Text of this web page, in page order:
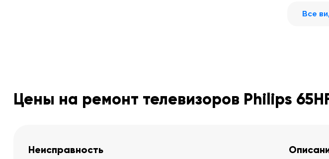
Все
Цены на ремонт телевизоров Philips
Неисправность